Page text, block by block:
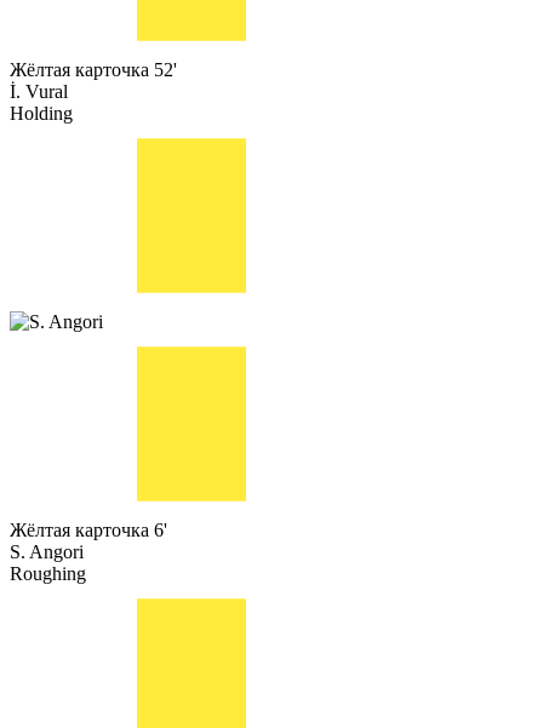
Жёлтая карточка 52'
İ. Vural
Holding
Жёлтая карточка 6'
S. Angori
Roughing